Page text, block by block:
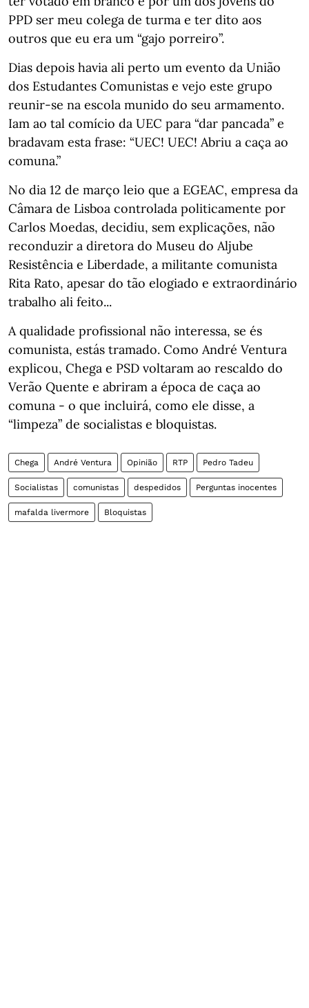
PPD ser meu colega de turma e ter dito aos
outros que eu era um “gajo porreiro”.
Dias depois havia ali perto um evento da União
dos Estudantes Comunistas e vejo este grupo
reunir-se na escola munido do seu armamento.
Iam ao tal comício da UEC para “dar pancada” e
bradavam esta frase: “UEC! UEC! Abriu a caça ao
comuna.”
No dia 12 de março leio que a EGEAC, empresa da
Câmara de Lisboa controlada politicamente por
Carlos Moedas, decidiu, sem explicações, não
reconduzir a diretora do Museu do Aljube
Resistência e Liberdade, a militante comunista
Rita Rato, apesar do tão elogiado e extraordinário
trabalho ali feito...
A qualidade profissional não interessa, se és
comunista, estás tramado. Como André Ventura
explicou, Chega e PSD voltaram ao rescaldo do
Verão Quente e abriram a época de caça ao
comuna - o que incluirá, como ele disse, a
“limpeza” de socialistas e bloquistas.
Chega André Ventura Opinião RTP Pedro Tadeu
Socialistas comunistas despedidos Perguntas inocentes
mafalda livermore Bloquistas